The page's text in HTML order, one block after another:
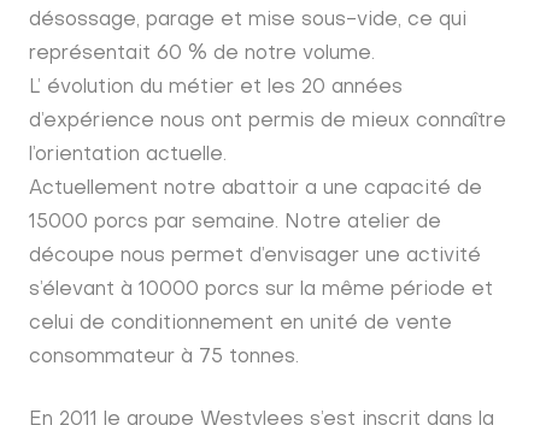
désossage, parage et mise sous-vide, ce qui
représentait 60 % de notre volume.
L’ évolution du métier et les 20 années
d’expérience nous ont permis de mieux connaître
l’orientation actuelle.
Actuellement notre abattoir a une capacité de
15000 porcs par semaine. Notre atelier de
découpe nous permet d’envisager une activité
s’élevant à 10000 porcs sur la même période et
celui de conditionnement en unité de vente
consommateur à 75 tonnes.
En 2011 le groupe Westvlees s’est inscrit dans la